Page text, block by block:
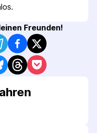
Freunden!